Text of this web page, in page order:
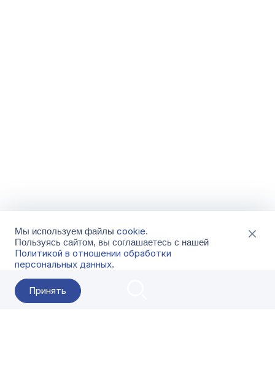
Мы используем файлы cookie.
Пользуясь сайтом, вы соглашаетесь с нашей
Политикой в отношении обработки
персональных данных.
Принять